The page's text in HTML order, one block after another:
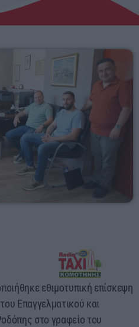
εθιμοτυπική επίσκεψη
Επαγγελματικού και
στο γραφείο του